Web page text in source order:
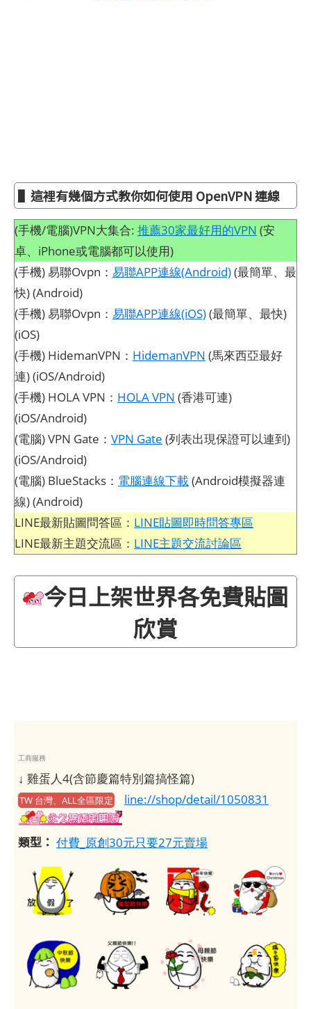
▌這裡有幾個方式教你如何使用 OpenVPN 連線
(手機/電腦)VPN大集合: 推薦30家最好用的VPN (安
卓、iPhone或電腦都可以使用)
(手機) 易聯Ovpn： 易聯APP連線(Android)(最簡單、最
快) (Android)
(手機) 易聯Ovpn： 易聯APP連線(iOS)(最簡單、最快)
(iOS)
(手機) HidemanVPN： HidemanVPN (馬來西亞最好
連) (iOS/Android)
(手機) HOLA VPN： HOLA VPN (香港可連)
(iOS/Android)
(電腦) VPN Gate： VPN Gate (列表出現保證可以連到)
(iOS/Android)
(電腦) BlueStacks： 電腦連線下載(Android模擬器連
線) (Android)
LINE最新貼圖問答區： LINE貼圖即時問答專區
LINE最新主題交流區： LINE主題交流討論區
今日上架世界各免費貼圖
欣賞
工商服務
↓ 雞蛋人4(含節慶篇特別篇搞怪篇)
TW 台灣、ALL全區限定 line://shop/detail/1050831
類型： 付費_原創30元只要27元賣場